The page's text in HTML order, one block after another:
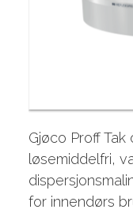
Gjøco Proff
løsemiddelfri,
for innendørs